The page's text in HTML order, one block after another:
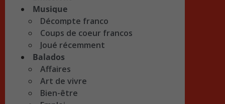
Musique
Décompte franco
Coups de coeur francos
Joué récemment
Balados
Affaires
Art de vivre
Bien-être